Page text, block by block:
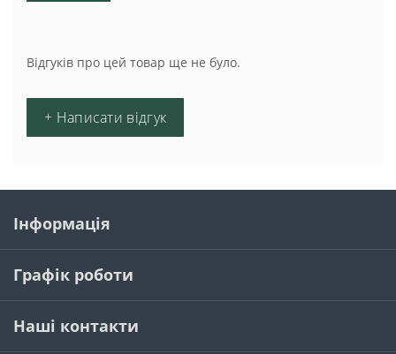
Відгуків про цей товар ще не було.
+ Написати відгук
Інформація
Графік роботи
Наші контакти